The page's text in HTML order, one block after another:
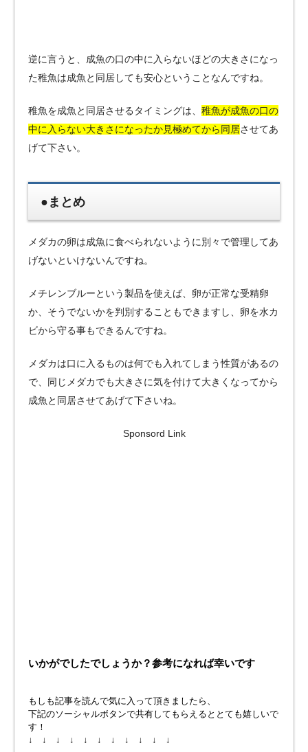
逆に言うと、成魚の口の中に入らないほどの大きさになっ
た稚魚は成魚と同居しても安心ということなんですね。
稚魚を成魚と同居させるタイミングは、 稚魚が成魚の口の
中に入らない大きさになったか見極めてから同居させてあ
げて下さい。
●まとめ
メダカの卵は成魚に食べられないように別々で管理してあ
げないといけないんですね。
メチレンブルーという製品を使えば、卵が正常な受精卵
か、そうでないかを判別することもできますし、卵を水カ
ビから守る事もできるんですね。
メダカは口に入るものは何でも入れてしまう性質があるの
で、同じメダカでも大きさに気を付けて大きくなってから
成魚と同居させてあげて下さいね。
Sponsord Link
いかがでしたでしょうか？参考になれば幸いです
もしも記事を読んで気に入って頂きましたら、
下記のソーシャルボタンで共有してもらえるととても嬉しいで
す！
↓ ↓ ↓ ↓ ↓ ↓ ↓ ↓ ↓ ↓ ↓